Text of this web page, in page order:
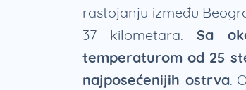
rastojanju između
37 kilometara. Sa
temperaturom od 25
najposećenijih ostrva.